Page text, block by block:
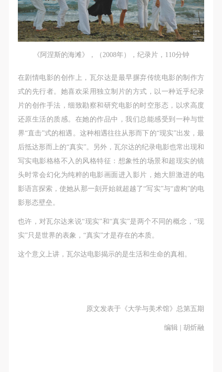
《阿涅斯的海滩》，（2008年），纪录片，110分钟
在剧情电影的创作上，瓦尔达是最早摒弃传统电影的制作方
式的先行者。她喜欢采用独立制片的方式，以一种近乎纪录
片的创作手法，细致勘察和研究电影的时空形态，以求高度
还原生活的质感。在她的作品中，我们总能感受到一种与世
界“直击”式的相遇。这种相遇往往从形而下的“现实”出发，最
后抵达形而上的“真实”。另外，瓦尔达的纪录电影也常出现和
写实电影格格不入的风格特征：想象性的场景和超现实的镜
头时常会幻化为纯粹的电影画面进入影片，她大胆激进的电
影语言探索，使她从那一刻开始就超越了“写实”与“虚构”的电
影形态壁垒。
也许，对瓦尔达来说“现实”和“真实”是两个不同的概念，“现
实”只是世界的表象，“真实”才是存在的本质。
这个意义上讲，瓦尔达电影揭示的是生活和生命的真相。
原文发表于《大学与美术馆》总第五期
编辑 | 胡炘融